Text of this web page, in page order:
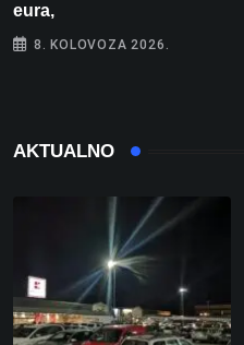
eura,
8. KOLOVOZA 2026.
AKTUALNO